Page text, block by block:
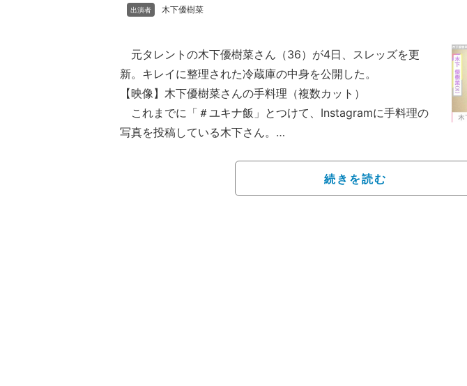
木下優樹菜
元タレントの木下優樹菜さん（36）が4日、スレッズを更
新。キレイに整理された冷蔵庫の中身を公開した。
【映像】木下優樹菜さんの手料理（複数カット）
これまでに「＃ユキナ飯」とつけて、Instagramに手料理の
写真を投稿している木下さん。
食で出ちゃうから、リクエストの王道カレーを。出来たら冷蔵
庫へ」と11歳の長女・莉々菜さん、8歳の次女・茉叶菜さんに作
続きを読む